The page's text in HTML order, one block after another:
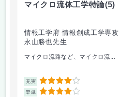
マイクロ流体工学特論(5)
情報工学府 情報創成工学専攻
永山勝也先生
マイクロ流路など、マイクロ流...
充実 4
楽単 4